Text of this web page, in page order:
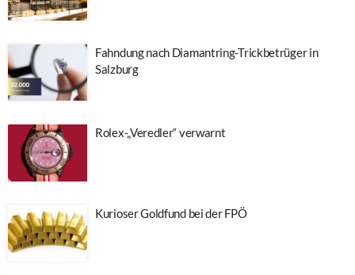
Fahndung nach Diamantring-Trickbetrüger in
Salzburg
Rolex-„Veredler“ verwarnt
Kurioser Goldfund bei der FPÖ